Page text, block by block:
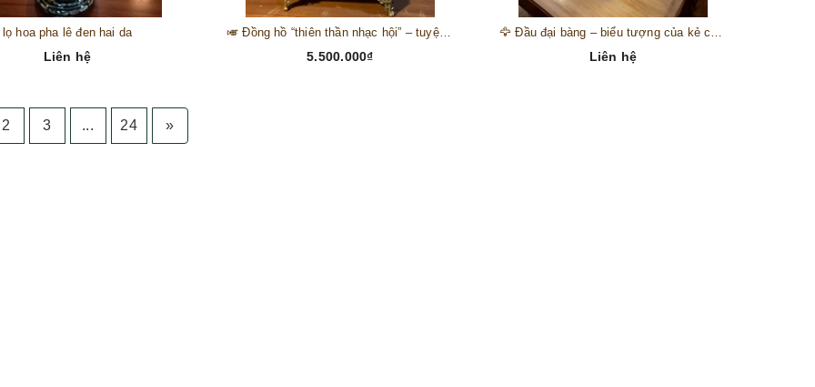
lọ hoa pha lê đen hai da
Liên hệ
🎺 Đồng hồ “thiên thần nhạc hội” – tuyệt mỹ phẩm trang trí phong cách hoàng gia 🎼
5.500.000₫ Liên hệ
2 3 ... 24 »